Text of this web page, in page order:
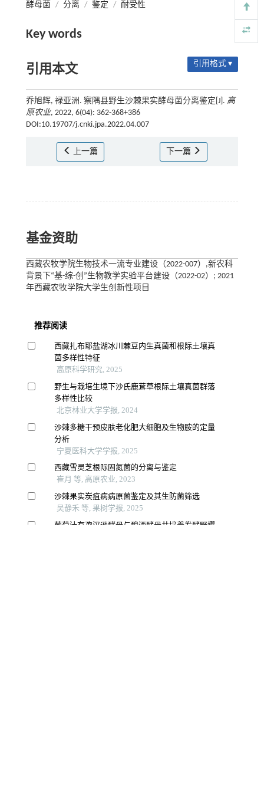
酵母菌 / 分离 / 鉴定 / 耐受性
Key words
引用本文 引用格式 ▾
乔旭辉, 禄亚洲. 察隅县野生沙棘果实酵母菌分离鉴定[J]. 高
原农业, 2022, 6(04): 362-368+386
DOI:10.19707/j.cnki.jpa.2022.04.007
上一篇 下一篇
基金资助
西藏农牧学院生物技术一流专业建设（2022-007）,新农科
背景下“基-综-创”生物教学实验平台建设（2022-02）; 2021
年西藏农牧学院大学生创新性项目